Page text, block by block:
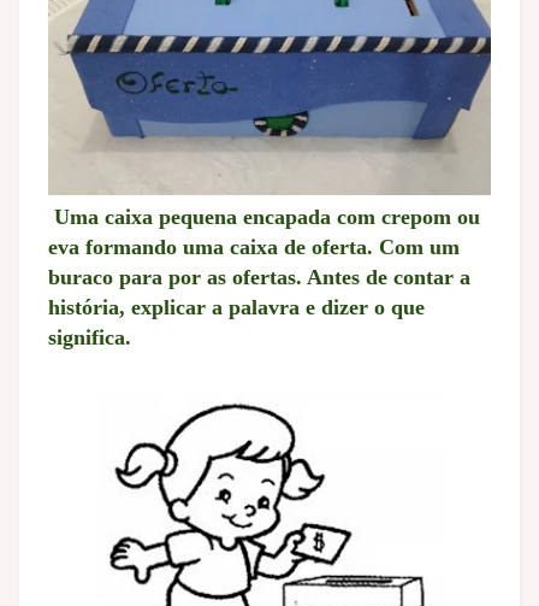
Uma caixa pequena encapada com crepom ou
eva formando uma caixa de oferta. Com um
buraco para por as ofertas. Antes de contar a
história, explicar a palavra e dizer o que
significa.